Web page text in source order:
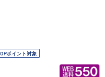
OPポイント対象